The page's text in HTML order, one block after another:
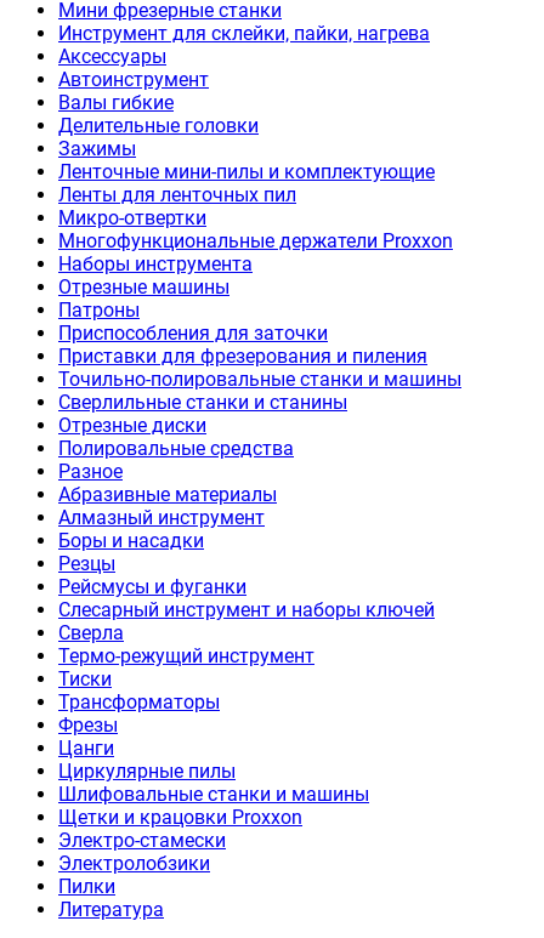
Мини фрезерные станки
Инструмент для склейки, пайки, нагрева
Аксессуары
Автоинструмент
Валы гибкие
Делительные головки
Зажимы
Ленточные мини-пилы и комплектующие
Ленты для ленточных пил
Микро-отвертки
Многофункциональные держатели Proxxon
Наборы инструмента
Отрезные машины
Патроны
Приспособления для заточки
Приставки для фрезерования и пиления
Точильно-полировальные станки и машины
Сверлильные станки и станины
Отрезные диски
Полировальные средства
Разное
Абразивные материалы
Алмазный инструмент
Боры и насадки
Резцы
Рейсмусы и фуганки
Слесарный инструмент и наборы ключей
Сверла
Термо-режущий инструмент
Тиски
Трансформаторы
Фрезы
Цанги
Циркулярные пилы
Шлифовальные станки и машины
Щетки и крацовки Proxxon
Электро-стамески
Электролобзики
Пилки
Литература